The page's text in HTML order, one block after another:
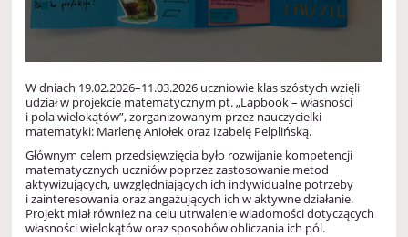
W dniach 19.02.2026–11.03.2026 uczniowie klas szóstych wzięli
udział w projekcie matematycznym pt. „Lapbook – własności
i pola wielokątów”, zorganizowanym przez nauczycielki
matematyki: Marlenę Aniołek oraz Izabelę Pelplińską.
Głównym celem przedsięwzięcia było rozwijanie kompetencji
matematycznych uczniów poprzez zastosowanie metod
aktywizujących, uwzględniających ich indywidualne potrzeby
i zainteresowania oraz angażujących ich w aktywne działanie.
Projekt miał również na celu utrwalenie wiadomości dotyczących
własności wielokątów oraz sposobów obliczania ich pól.